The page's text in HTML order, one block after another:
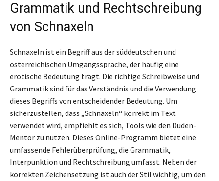
Grammatik und Rechtschreibung
von Schnaxeln
Schnaxeln ist ein Begriff aus der süddeutschen und
österreichischen Umgangssprache, der häufig eine
erotische Bedeutung trägt. Die richtige Schreibweise und
Grammatik sind für das Verständnis und die Verwendung
dieses Begriffs von entscheidender Bedeutung. Um
sicherzustellen, dass „Schnaxeln“ korrekt im Text
verwendet wird, empfiehlt es sich, Tools wie den Duden-
Mentor zu nutzen. Dieses Online-Programm bietet eine
umfassende Fehlerüberprüfung, die Grammatik,
Interpunktion und Rechtschreibung umfasst. Neben der
korrekten Zeichensetzung ist auch der Stil wichtig, um den